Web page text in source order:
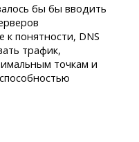
бы бы вводить
к понятности, DNS
трафик,
точкам и